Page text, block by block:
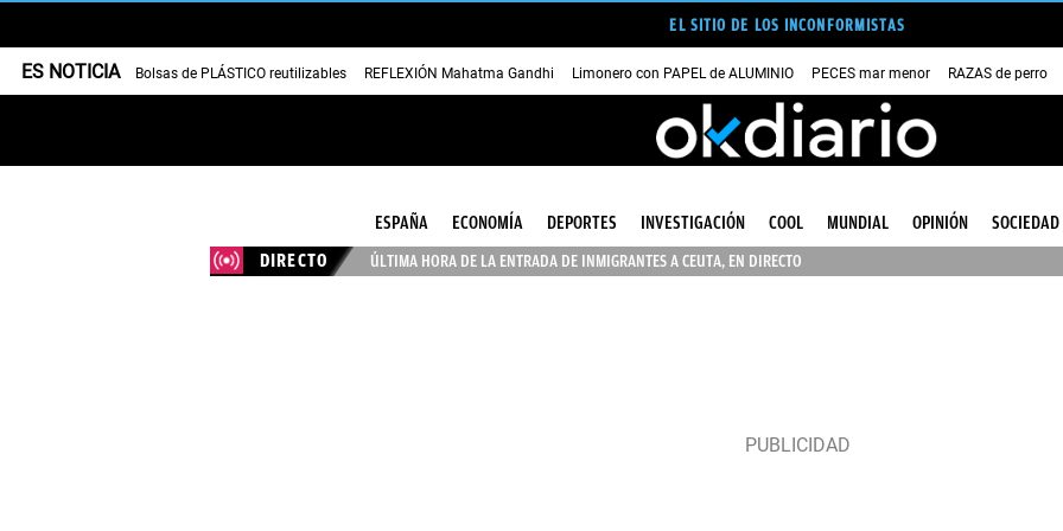
EL SITIO DE LOS INCONFORMISTAS
ES NOTICIA Bolsas de PLÁSTICO reutilizables REFLEXIÓN Mahatma Gandhi Limonero con PAPEL de ALUMINIO PECES mar menor RAZAS de perro
ESPAÑA ECONOMÍA DEPORTES INVESTIGACIÓN COOL MUNDIAL OPINIÓN SOCIEDAD
DIRECTO
ÚLTIMA HORA DE LA ENTRADA DE INMIGRANTES A CEUTA, EN DIRECTO